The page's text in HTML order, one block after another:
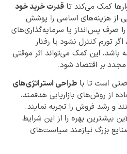
کمک می‌کند تا قدرت خرید خود
از هزینه‌های اساسی را پوشش
صرف پس‌انداز یا سرمایه‌گذاری‌های
تورم کنترل نشود یا رفتار
باشد، این کمک می‌تواند اثر موقتی
بر اقتصاد شود.
است تا با طراحی استراتژی‌های
از روش‌های بازاریابی هدفمند،
و رشد فروش را تجربه نمایند.
بیشترین بهره را از این شرایط
بزرگ نیازمند سیاست‌های